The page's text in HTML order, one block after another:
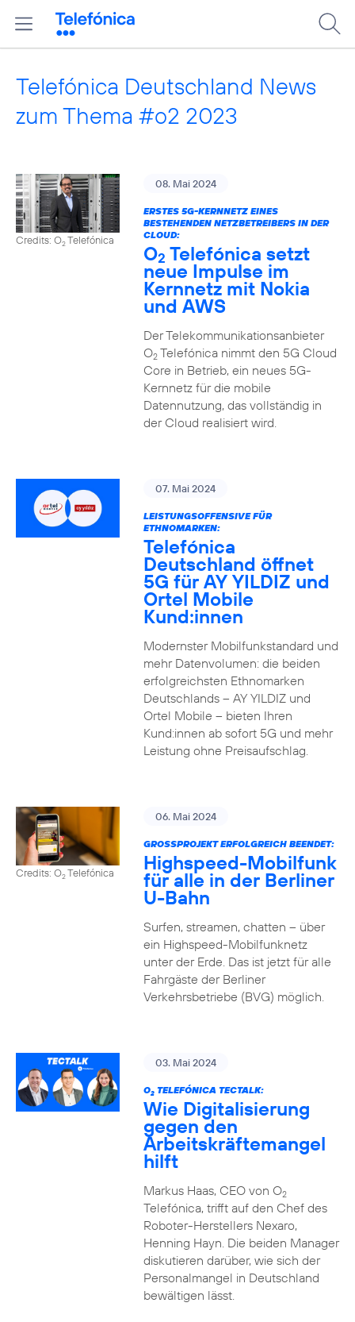
Telefónica Deutschland News
zum Thema #o2 2023
Credits: O2Telefónica
08. Mai 2024
ERSTES 5G-KERNNETZ EINES
BESTEHENDEN NETZBETREIBERS IN DER
CLOUD:
O2 Telefónica setzt
neue Impulse im
Kernnetz mit Nokia
und AWS
Der Telekommunikationsanbieter
O2Telefónica nimmt den 5G Cloud
Core in Betrieb, ein neues 5G-
Kernnetz für die mobile
Datennutzung, das vollständig in
der Cloud realisiert wird.
07. Mai 2024
LEISTUNGSOFFENSIVE FÜR
ETHNOMARKEN:
Telefónica
Deutschland öffnet
5G für AY YILDIZ und
Ortel Mobile
Kund:innen
Modernster Mobilfunkstandard und
mehr Datenvolumen: die beiden
erfolgreichsten Ethnomarken
Deutschlands – AY YILDIZ und
Ortel Mobile – bieten Ihren
Kund:innen ab sofort 5G und mehr
Leistung ohne Preisaufschlag.
Credits: O2Telefónica
06. Mai 2024
GROSSPROJEKT ERFOLGREICH BEENDET:
Highspeed-Mobilfunk
für alle in der Berliner
U-Bahn
Surfen, streamen, chatten – über
ein Highspeed-Mobilfunknetz
unter der Erde. Das ist jetzt für alle
Fahrgäste der Berliner
Verkehrsbetriebe (BVG) möglich.
03. Mai 2024
O2TELEFÓNICA TECTALK:
Wie Digitalisierung
gegen den
Arbeitskräftemangel
hilft
Markus Haas, CEO von O2
Telefónica, trifft auf den Chef des
Roboter-Herstellers Nexaro,
Henning Hayn. Die beiden Manager
diskutieren darüber, wie sich der
Personalmangel in Deutschland
bewältigen lässt.